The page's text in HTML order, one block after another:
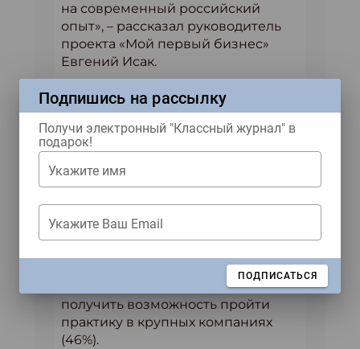
на современный российский
опыт», – рассказал руководитель
проекта «Мой первый бизнес»
Евгений Исак.
И студенты, и школьники считают,
что для развития
предпринимательства среди
молодежи необходимо
проектам, а также создавать
поддержки и льгот. Кроме того,
школьники хотели бы уже сейчас
предпринимательству (41%) и
получить возможность пройти
практику в крупных компаниях
(46%).
Подпишись на рассылку
Получи электронный "Классный журнал" в
подарок!
Укажите имя
Укажите Ваш Email
ПОДПИСАТЬСЯ